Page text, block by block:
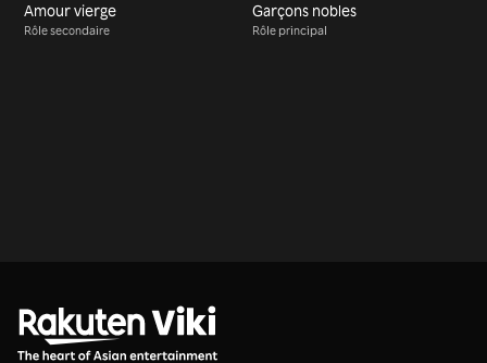
Amour vierge
Rôle secondaire
Garçons nobles
Rôle principal